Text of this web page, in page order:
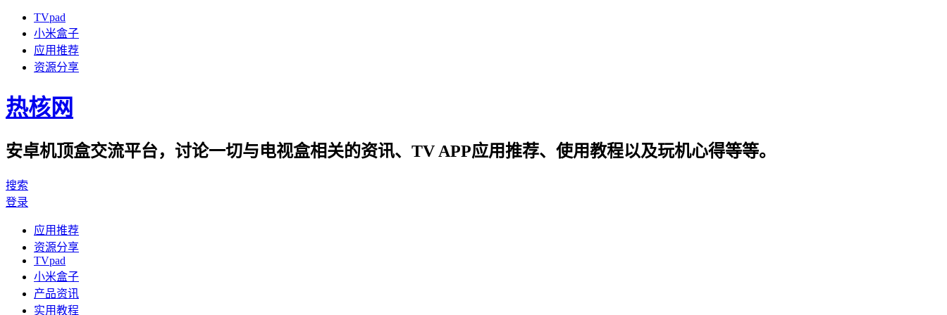
TVpad
小米盒子
应用推荐
资源分享
热核网
安卓机顶盒交流平台，讨论一切与电视盒相关的资讯、TV APP应用推荐、使用教程以及玩机心得等等。
搜索
登录
应用推荐
资源分享
TVpad
小米盒子
产品资讯
实用教程